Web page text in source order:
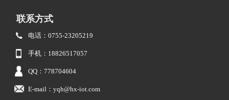
联系方式
电话：0755-23205219
手机：18826517057
QQ：778704604
E-mail：yqh@hx-iot.com